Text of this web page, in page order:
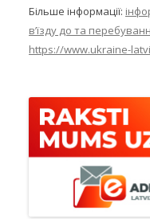
Більше інформації:
в’їзду до та
https://www.ukraine-